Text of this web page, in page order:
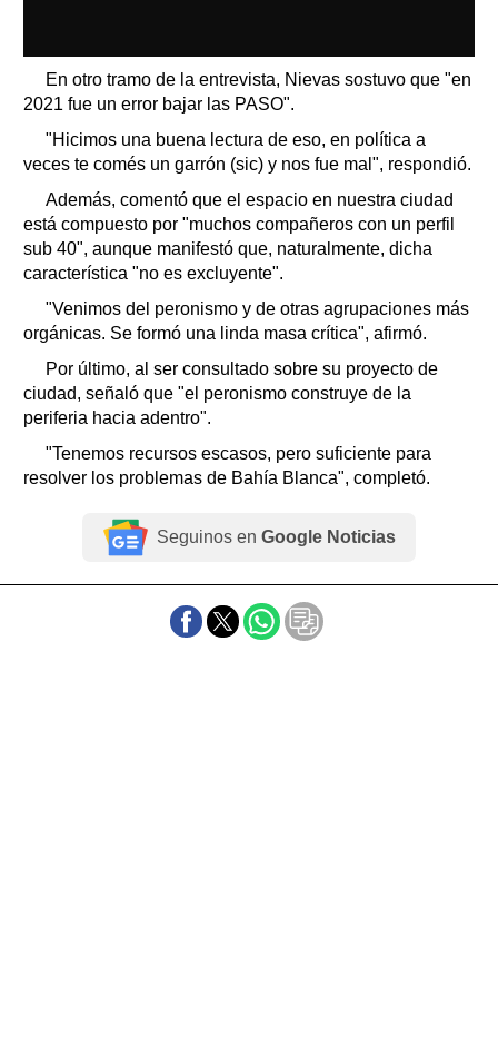
En otro tramo de la entrevista, Nievas sostuvo que "en
2021 fue un error bajar las PASO".
"Hicimos una buena lectura de eso, en política a
veces te comés un garrón (sic) y nos fue mal", respondió.
Además, comentó que el espacio en nuestra ciudad
está compuesto por "muchos compañeros con un perfil
sub 40", aunque manifestó que, naturalmente, dicha
característica "no es excluyente".
"Venimos del peronismo y de otras agrupaciones más
orgánicas. Se formó una linda masa crítica", afirmó.
Por último, al ser consultado sobre su proyecto de
ciudad, señaló que "el peronismo construye de la
periferia hacia adentro".
"Tenemos recursos escasos, pero suficiente para
resolver los problemas de Bahía Blanca", completó.
Seguinos en Google Noticias